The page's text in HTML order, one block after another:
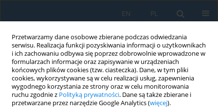
Przetwarzamy dane osobowe zbierane podczas odwiedzania
serwisu. Realizacja funkcji pozyskiwania informacji o użytkownikach
i ich zachowaniu odbywa się poprzez dobrowolnie wprowadzone w
formularzach informacje oraz zapisywanie w urządzeniach
końcowych plików cookies (tzw. ciasteczka). Dane, w tym pliki
cookies, wykorzystywane są w celu realizacji usług, zapewnienia
wygodnego korzystania ze strony oraz w celu monitorowania
ruchu zgodnie z Polityką prywatności. Dane są także zbierane i
przetwarzane przez narzędzie Google Analytics (więcej).
PL
EN
AutorAdam Grajcar